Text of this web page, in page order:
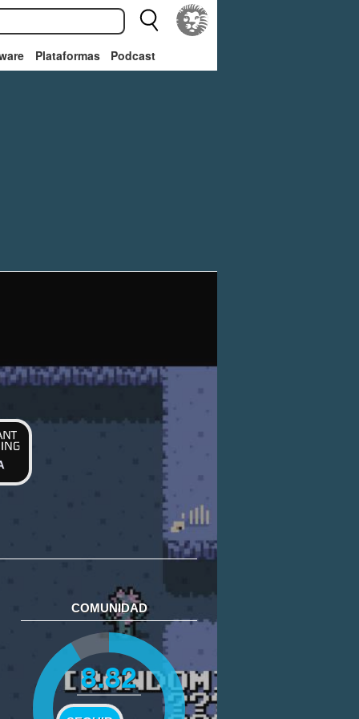
Plataformas Podcast
COMUNIDAD
8.82